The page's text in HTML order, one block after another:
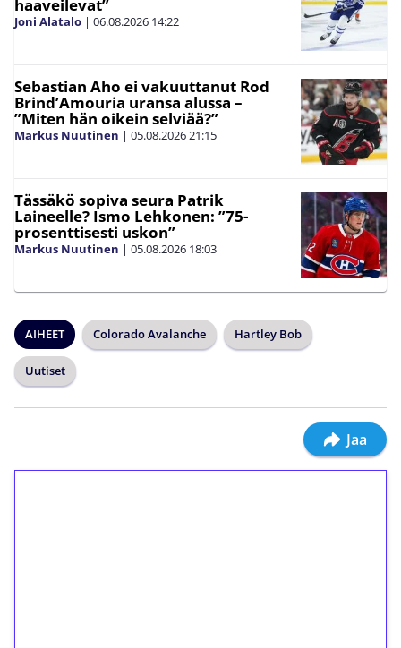
haaveilevat”
Joni Alatalo | 06.08.2026 14:22
Sebastian Aho ei vakuuttanut Rod
Brind’Amouria uransa alussa –
”Miten hän oikein selviää?”
Markus Nuutinen | 05.08.202621:15
Tässäkö sopiva seura Patrik
Laineelle? Ismo Lehkonen: ”75-
prosenttisesti uskon”
Markus Nuutinen | 05.08.2026 18:03
AIHEET Colorado Avalanche Hartley Bob
Uutiset
Jaa